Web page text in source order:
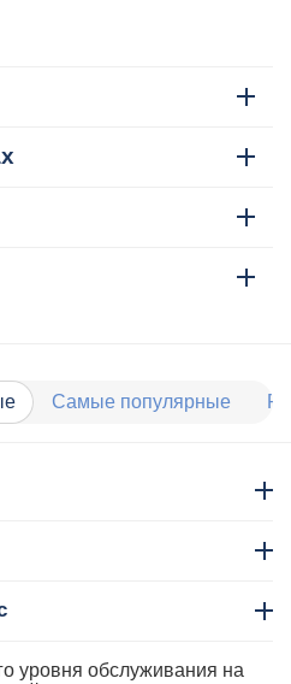
Самые популярные
уровня обслуживания на